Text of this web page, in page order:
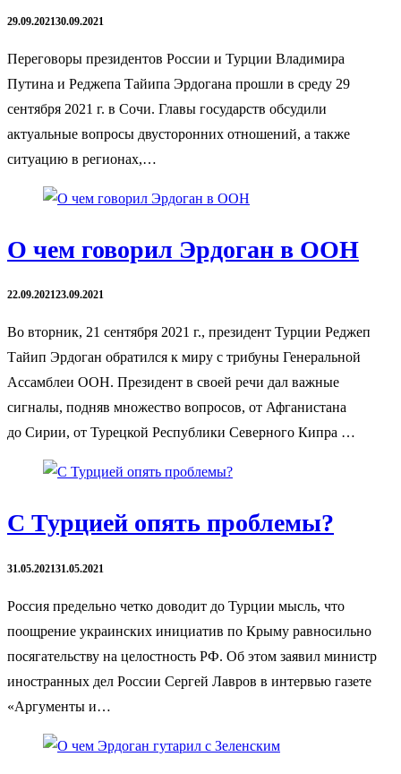
29.09.202130.09.2021
Переговоры президентов России и Турции Владимира
Путина и Реджепа Тайипа Эрдогана прошли в среду 29
cентября 2021 г. в Сочи. Главы государств обсудили
актуальные вопросы двусторонних отношений, а также
ситуацию в регионах,…
О чем говорил Эрдоган в ООН
22.09.202123.09.2021
Во вторник, 21 сентября 2021 г., президент Турции Реджеп
Тайип Эрдоган обратился к миру с трибуны Генеральной
Ассамблеи ООН. Президент в своей речи дал важные
сигналы, подняв множество вопросов, от Афганистана
до Сирии, от Турецкой Республики Северного Кипра …
С Турцией опять проблемы?
31.05.202131.05.2021
Россия предельно четко доводит до Турции мысль, что
поощрение украинских инициатив по Крыму равносильно
посягательству на целостность РФ. Об этом заявил министр
иностранных дел России Сергей Лавров в интервью газете
«Аргументы и…